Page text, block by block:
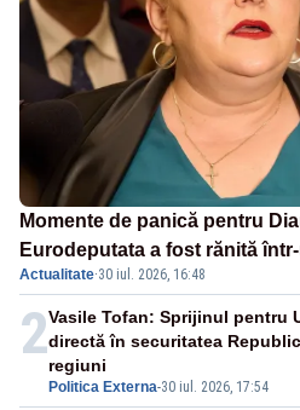
Momente de panică pentru
Eurodeputata a fost rănită
Actualitate·30 iul. 2026, 16:48
2
Politica Externa-30 iul. 2026, 17:54
Vasile Tofan: Sprijinul pentru
directă în securitatea
regiuni